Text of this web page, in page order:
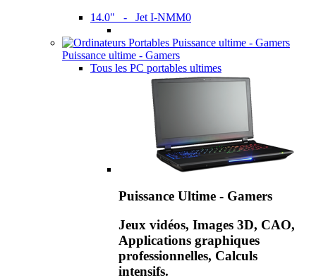
14.0" - Jet I-NMM0
Puissance ultime - Gamers
Tous les PC portables ultimes
Puissance Ultime - Gamers
Jeux vidéos, Images 3D, CAO,
Applications graphiques
professionnelles, Calculs
intensifs.